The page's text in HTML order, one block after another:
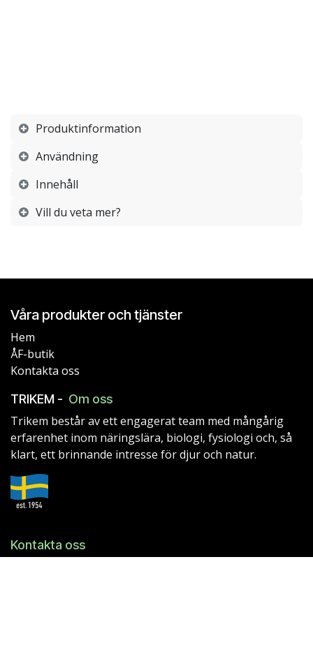
Produktinformation
Användning
Innehåll
Vill du veta mer?
Våra produkter och tjänster
Hem
ÅF-butik
Kontakta oss
TRIKEM - Om oss
Trikem består av ett engagerat team med mångårig
erfarenhet inom näringslära, biologi, fysiologi och, så
klart, ett brinnande intresse för djur och natur.
Kontakta oss